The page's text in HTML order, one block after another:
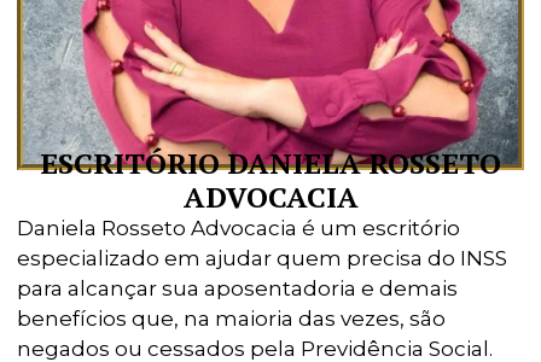
ESCRITÓRIO DANIELA ROSSETO
ADVOCACIA
Daniela Rosseto Advocacia é um escritório
especializado em ajudar quem precisa do INSS
para alcançar sua aposentadoria e demais
benefícios que, na maioria das vezes, são
negados ou cessados pela Previdência Social.